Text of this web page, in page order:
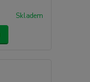
Skladem